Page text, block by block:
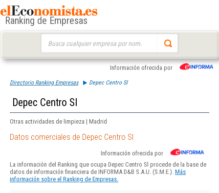
Ranking de Empresas
Información ofrecida por
Directorio Ranking Empresas Depec Centro Sl
Depec Centro Sl
Otras actividades de limpieza | Madrid
Datos comerciales de Depec Centro Sl
Información ofrecida por
La información del Ranking que ocupa Depec Centro Sl procede de la base de
datos de información financiera de INFORMA D&B S.A.U. (S.M.E.). Más
información sobre el Ranking de Empresas.